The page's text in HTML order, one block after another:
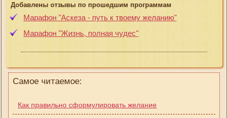
Добавлены отзывы по прошедшим программам
Марафон "Аскеза - путь к твоему желанию"
Марафон "Жизнь, полная чудес"
Самое читаемое:
Как правильно сформулировать желание